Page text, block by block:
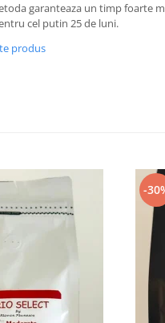
garanteaza un timp foarte
cel putin 25 de luni.
produs
-